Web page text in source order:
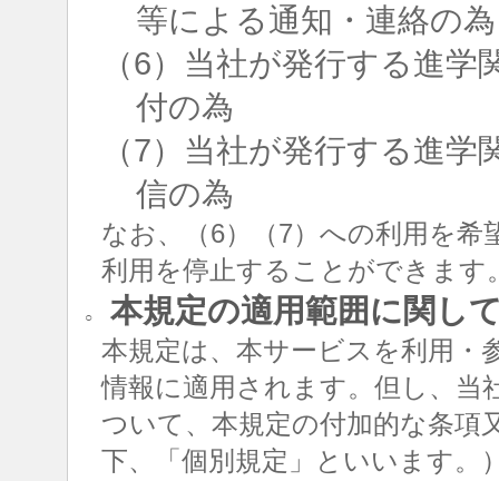
等による通知・連絡の為
（6）当社が発行する進
付の為
（7）当社が発行する進
信の為
なお、（6）（7）への利用を
利用を停止することができます
○ 本規定の適用範囲に関し
本規定は、本サービスを利用・
情報に適用されます。但し、当
ついて、本規定の付加的な条項
下、「個別規定」といいます。